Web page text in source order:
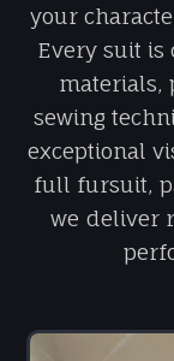
your
Every suit
materials,
sewing
exceptional
full fursuit,
we deliver